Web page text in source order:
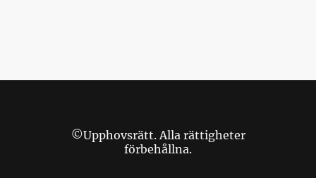
©Upphovsrätt. Alla rättigheter
förbehållna.